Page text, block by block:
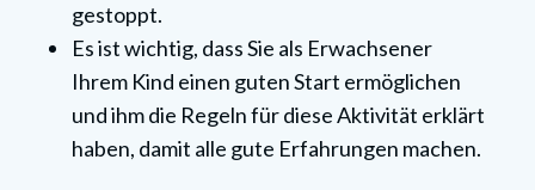
gestoppt.
Es ist wichtig, dass Sie als Erwachsener
Ihrem Kind einen guten Start ermöglichen
und ihm die Regeln für diese Aktivität erklärt
haben, damit alle gute Erfahrungen machen.